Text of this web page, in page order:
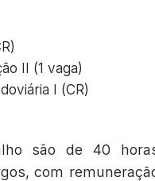
II (1 vaga)
I (CR)
são de 40
com